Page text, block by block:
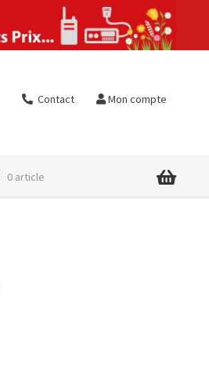
Contact Mon compte
0 article